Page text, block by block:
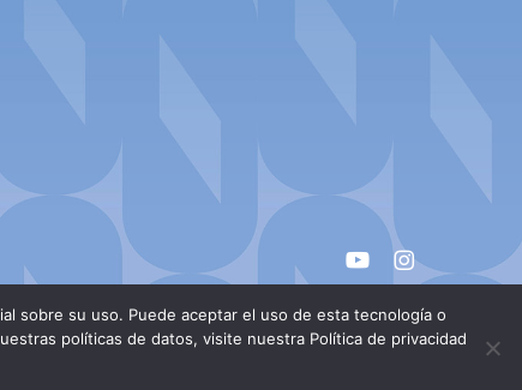
youtubeinstagram
sobre su uso. Puede aceptar el uso de esta tecnología o
políticas de datos, visite nuestra Política de privacidad